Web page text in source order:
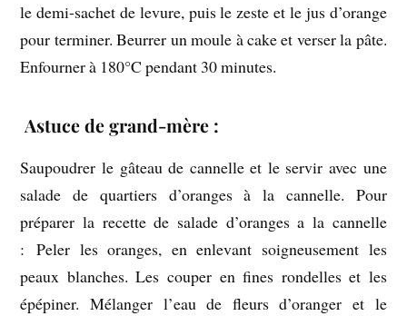
le demi-sachet de levure, puis le zeste et le jus d’orange
pour terminer. Beurrer un moule à cake et verser la pâte.
Enfourner à 180°C pendant 30 minutes.
Astuce de grand-mère :
Saupoudrer le gâteau de cannelle et le servir avec une
salade de quartiers d’oranges à la cannelle. Pour
préparer la recette de salade d’oranges a la cannelle
: Peler les oranges, en enlevant soigneusement les
peaux blanches. Les couper en fines rondelles et les
épépiner. Mélanger l’eau de fleurs d’oranger et le